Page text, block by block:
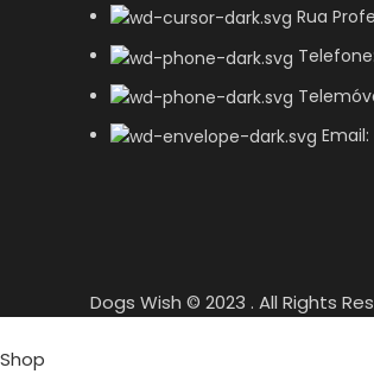
Rua
Dogs Wish © 2023 . All Rights
Shop